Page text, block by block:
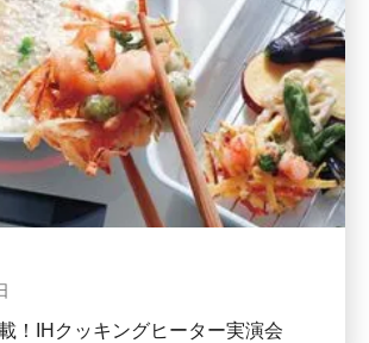
！IHクッキングヒーター実演会